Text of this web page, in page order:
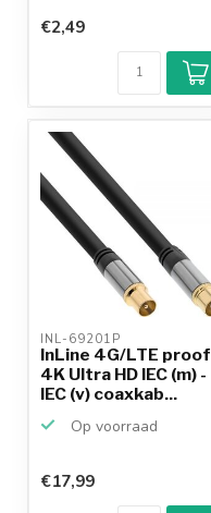
€2,49
INL-69201P
InLine 4G/LTE proof
4K Ultra HD IEC (m) -
IEC (v) coaxkab...
Op voorraad
€17,99